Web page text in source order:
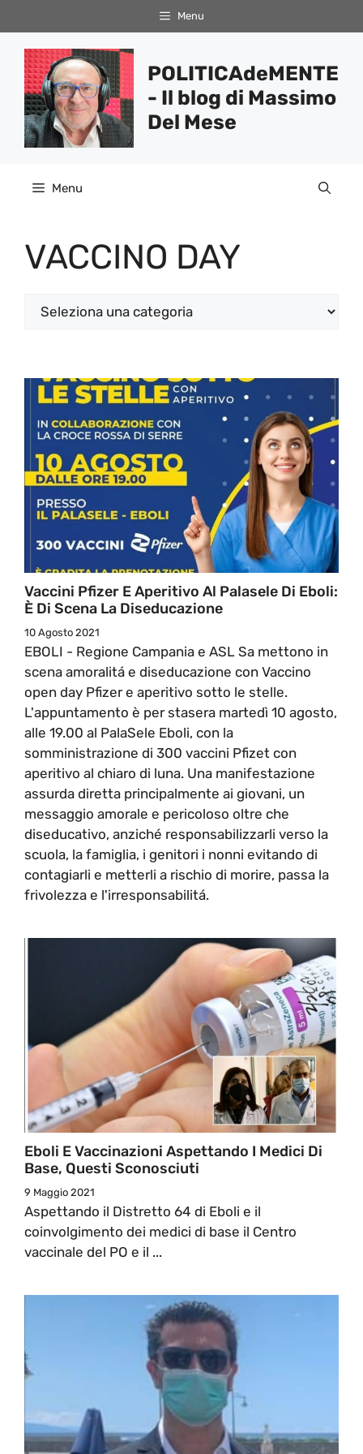
al
contenuto
Menu
POLITICAdeMENTE
- Il blog di Massimo
Del Mese
Menu
VACCINO DAY
Categorie
Vaccini Pfizer E Aperitivo Al Palasele Di Eboli:
È Di Scena La Diseducazione
10 Agosto 2021
EBOLI - Regione Campania e ASL Sa mettono in
scena amoralitá e diseducazione con Vaccino
open day Pfizer e aperitivo sotto le stelle.
L'appuntamento è per stasera martedì 10 agosto,
alle 19.00 al PalaSele Eboli, con la
somministrazione di 300 vaccini Pfizet con
aperitivo al chiaro di luna. Una manifestazione
assurda diretta principalmente ai giovani, un
messaggio amorale e pericoloso oltre che
diseducativo, anziché responsabilizzarli verso la
scuola, la famiglia, i genitori i nonni evitando di
contagiarli e metterli a rischio di morire, passa la
frivolezza e l'irresponsabilitá.
Eboli E Vaccinazioni Aspettando I Medici Di
Base, Questi Sconosciuti
9 Maggio 2021
Aspettando il Distretto 64 di Eboli e il
coinvolgimento dei medici di base il Centro
vaccinale del PO e il ...